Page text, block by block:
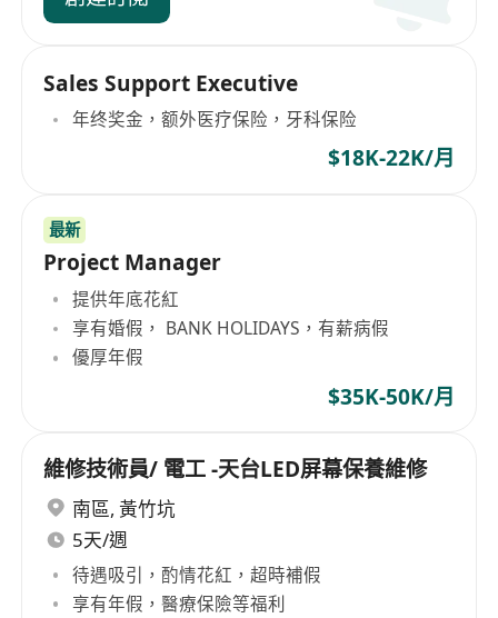
Sales Support Executive
年终奖金，额外医疗保险，牙科保险
$18K-22K/月
最新
Project Manager
提供年底花紅
享有婚假， BANK HOLIDAYS，有薪病假
優厚年假
$35K-50K/月
維修技術員/ 電工 -天台LED屏幕保養維修
南區, 黃竹坑
5天/週
待遇吸引，酌情花紅，超時補假
享有年假，醫療保險等福利